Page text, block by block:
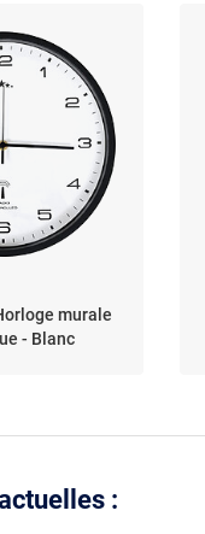
murale
- Blanc
: